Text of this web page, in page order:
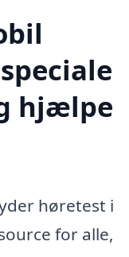
hjælpe
høretest i
for alle,